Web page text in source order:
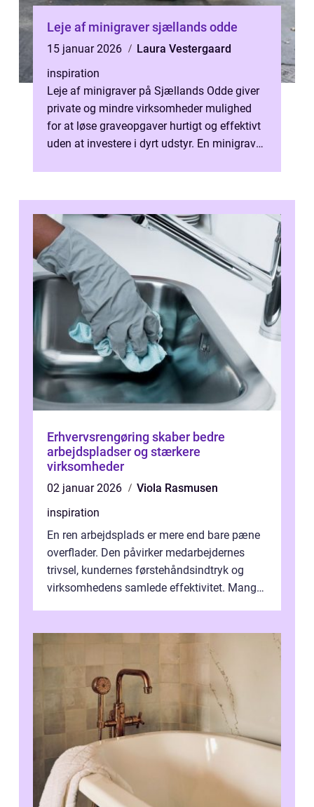
Leje af minigraver sjællands odde
15 januar 2026
Laura Vestergaard
inspiration
Leje af minigraver på Sjællands Odde giver
private og mindre virksomheder mulighed
for at løse graveopgaver hurtigt og effektivt
uden at investere i dyrt udstyr. En minigraver
Erhvervsrengøring skaber bedre
arbejdspladser og stærkere
virksomheder
02 januar 2026
Viola Rasmusen
inspiration
En ren arbejdsplads er mere end bare pæne
overflader. Den påvirker medarbejdernes
trivsel, kundernes førstehåndsindtryk og
virksomhedens samlede effektivitet. Mange